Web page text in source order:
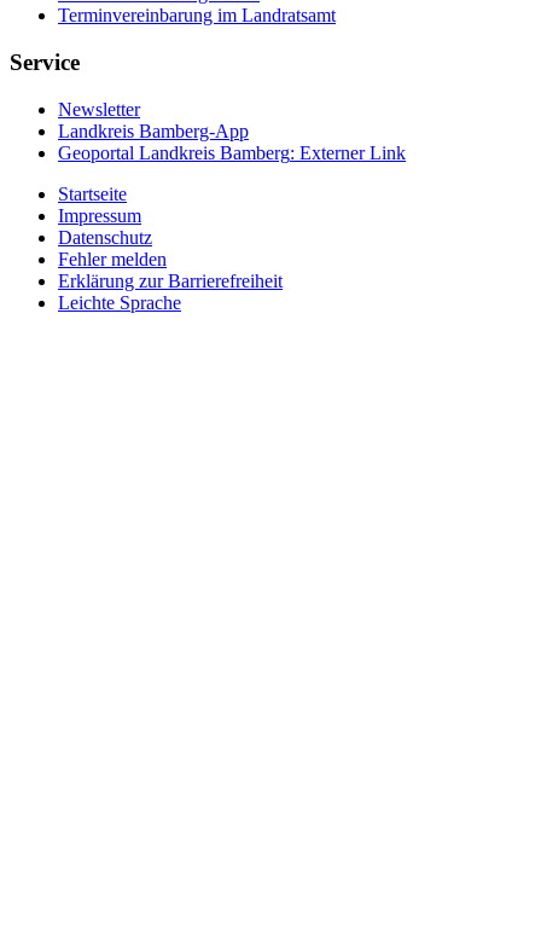
Terminvereinbarung im Landratsamt
Service
Newsletter
Landkreis Bamberg-App
Geoportal Landkreis Bamberg: Externer Link
Startseite
Impressum
Datenschutz
Fehler melden
Erklärung zur Barrierefreiheit
Leichte Sprache